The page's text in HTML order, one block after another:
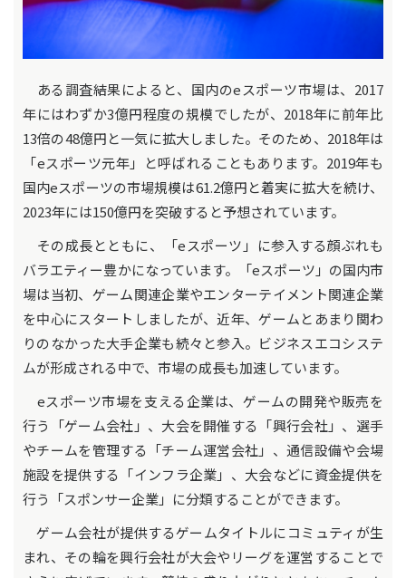
ある調査結果によると、国内のeスポーツ市場は、2017
年にはわずか3億円程度の規模でしたが、2018年に前年比
13倍の48億円と一気に拡大しました。そのため、2018年は
「eスポーツ元年」と呼ばれることもあります。2019年も
国内eスポーツの市場規模は61.2億円と着実に拡大を続け、
2023年には150億円を突破すると予想されています。
その成長とともに、「eスポーツ」に参入する顔ぶれも
バラエティー豊かになっています。「eスポーツ」の国内市
場は当初、ゲーム関連企業やエンターテイメント関連企業
を中心にスタートしましたが、近年、ゲームとあまり関わ
りのなかった大手企業も続々と参入。ビジネスエコシステ
ムが形成される中で、市場の成長も加速しています。
eスポーツ市場を支える企業は、ゲームの開発や販売を
行う「ゲーム会社」、大会を開催する「興行会社」、選手
やチームを管理する「チーム運営会社」、通信設備や会場
施設を提供する「インフラ企業」、大会などに資金提供を
行う「スポンサー企業」に分類することができます。
ゲーム会社が提供するゲームタイトルにコミュティが生
まれ、その輪を興行会社が大会やリーグを運営することで